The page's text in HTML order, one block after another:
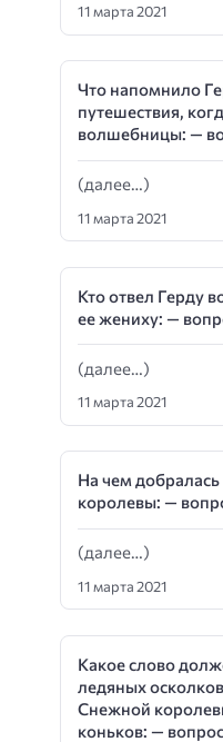
11 марта 2021
Что напомнило
путешествия,
волшебницы: —
(далее…)
11 марта 2021
Кто отвел Герду
ее жениху: —
(далее…)
11 марта 2021
На чем
королевы: —
(далее…)
11 марта 2021
Какое слово
ледяных
Снежной
коньков: — вопрос